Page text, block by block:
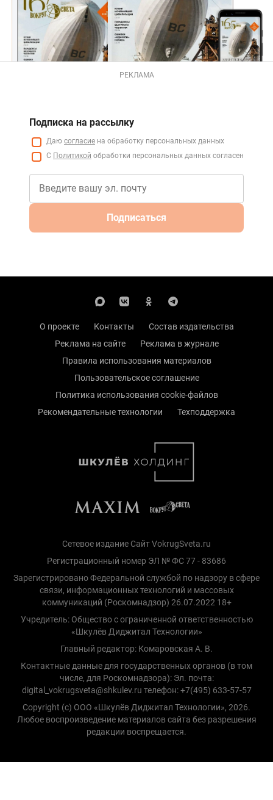
РЕКЛАМА
Подписка на рассылку
Даю согласие на обработку персональных данных
С Политикой обработки персональных данных согласен
Подписаться
О проекте Контакты
Состав издательства
Реклама на сайте
Реклама в журнале
Правила использования материалов
Пользовательское соглашение
Политика использования cookie-файлов
Рекомендательные технологии
Техподдержка
Сетевое издание Сайт VokrugSveta.ru
Регистрационный номер ЭЛ № ФС 77 - 83686
Зарегистрировано Федеральной службой по надзору в сфере
связи, информационных технологий и массовых
коммуникаций (Роскомнадзор) 26.07.2022 18+
Учредитель: Общество с ограниченной ответственностью
«Шкулёв Диджитал Технологии»
Главный редактор: Комаровская А. В.
Контактные данные для государственных органов (в том
числе, для Роскомнадзора): Эл. почта:
digital_vokrugsveta@shkulev.ru телефон: +7(495) 633-57-57
Copyright (с) ООО «Шкулёв Диджитал Технологии», 2026.
Любое воспроизведение материалов сайта без разрешения
редакции воспрещается.